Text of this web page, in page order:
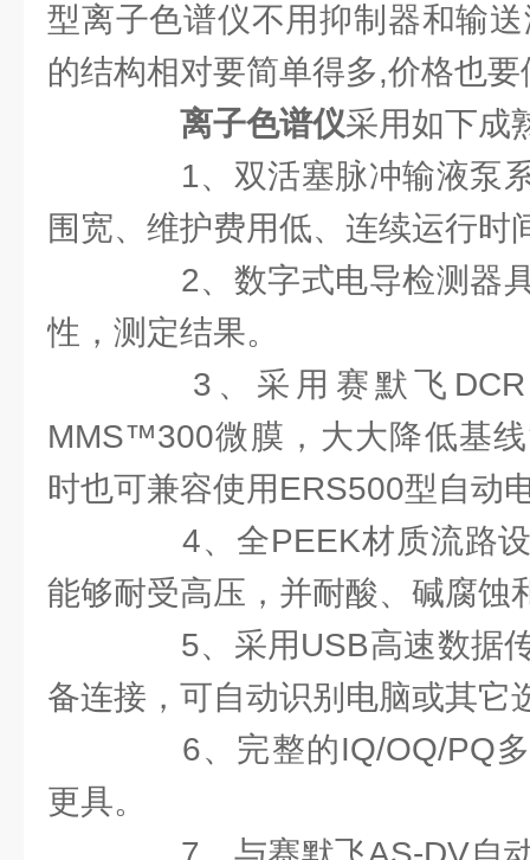
型离子色谱仪不用抑制器和输
的结构相对要简单得多,价格也
离子色谱仪采用如下成
1、双活塞脉冲输液泵系
围宽、维护费用低、连续运行时
2、数字式电导检测器具
性，测定结果。
3、采用赛默飞DCR
MMS™300微膜，大大降低基
时也可兼容使用ERS500型自动
4、全PEEK材质流路设
能够耐受高压，并耐酸、碱腐蚀
5、采用USB高速数据传
备连接，可自动识别电脑或其它
6、完整的IQ/OQ/PQ多
更具。